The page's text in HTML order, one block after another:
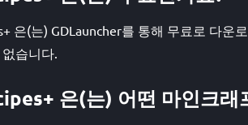
은(는) GDLauncher를 통해 무료로 다운
습니다.
은(는) 어떤 마인크래